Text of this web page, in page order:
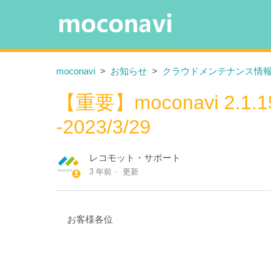
moconavi お知らせ クラウドメンテナンス情報
【重要】moconavi
-2023/3/29
レコモット・サポート
3 年前 更新
お客様各位